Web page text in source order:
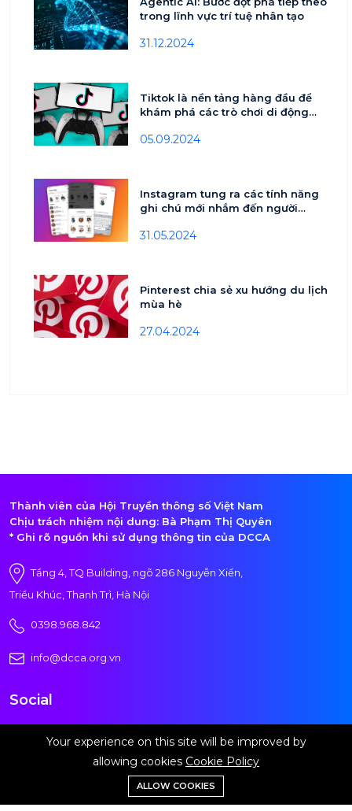
trong lĩnh vực trí tuệ nhân tạo
31.12.2024
Tiktok là nền tảng hàng đầu để
khám phá các trò chơi di động
05.09.2024
Instagram tung ra các tính năng
ghi chú mới nhắm đến người
31.05.2024
Pinterest chia sẻ xu hướng du lịch
mùa hè
27.04.2024
Thành viên của Hội Truyền thông số Việt Nam
Chịu trách nhiệm nội dung: Bà Phạm Thị Quyên
* Ghi rõ nguồn khi sử dụng thông tin của DCCA
Tầng 4, TQ Building, ngõ 286 Nguyễn Xiển,
Triều Khúc, Thanh Trì, Hà Nội
0398.968.842
info@dcca.org.vn
Social
Your experience on this site will be improved by
allowing cookies Cookie Policy
ALLOW COOKIES